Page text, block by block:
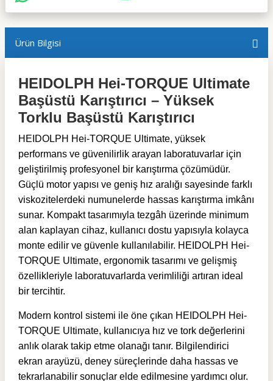
Ürün Bilgisi
HEIDOLPH Hei-TORQUE Ultimate
Başüstü Karıştırıcı – Yüksek
Torklu Başüstü Karıştırıcı
HEIDOLPH Hei-TORQUE Ultimate, yüksek
performans ve güvenilirlik arayan laboratuvarlar için
geliştirilmiş profesyonel bir karıştırma çözümüdür.
Güçlü motor yapısı ve geniş hız aralığı sayesinde farklı
viskozitelerdeki numunelerde hassas karıştırma imkânı
sunar. Kompakt tasarımıyla tezgâh üzerinde minimum
alan kaplayan cihaz, kullanıcı dostu yapısıyla kolayca
monte edilir ve güvenle kullanılabilir. HEIDOLPH Hei-
TORQUE Ultimate, ergonomik tasarımı ve gelişmiş
özellikleriyle laboratuvarlarda verimliliği artıran ideal
bir tercihtir.
Modern kontrol sistemi ile öne çıkan HEIDOLPH Hei-
TORQUE Ultimate, kullanıcıya hız ve tork değerlerini
anlık olarak takip etme olanağı tanır. Bilgilendirici
ekran arayüzü, deney süreçlerinde daha hassas ve
tekrarlanabilir sonuçlar elde edilmesine yardımcı olur.